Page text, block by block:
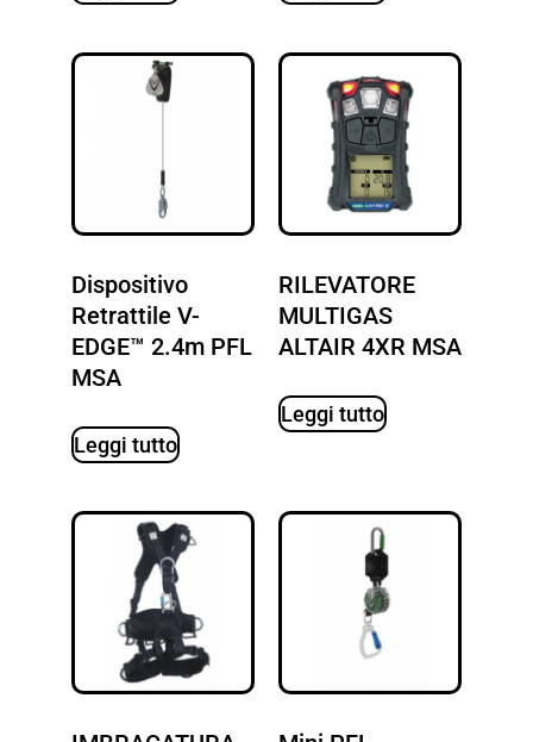
Dispositivo
Retrattile V-
EDGE™ 2.4m PFL
MSA
Leggi tutto
RILEVATORE
MULTIGAS
ALTAIR 4XR MSA
Leggi tutto